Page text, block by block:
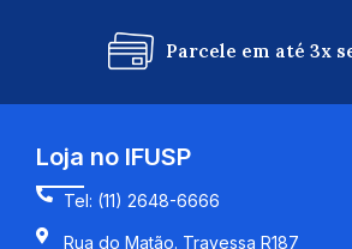
Parcele em até 3x
Loja no IFUSP
Tel: (11) 2648-6666
Rua do Matão. Travessa R187